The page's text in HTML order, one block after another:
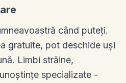
când puteți.
gratuite, pot deschide uși
Limbi străine,
specializate -